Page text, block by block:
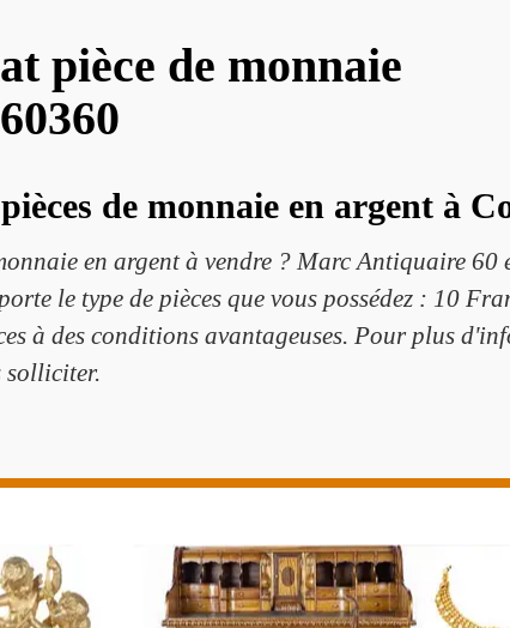
pièce de monnaie
de monnaie en argent à
en argent à vendre ? Marc Antiquaire 60
le type de pièces que vous possédez : 10
à des conditions avantageuses. Pour plus
solliciter.